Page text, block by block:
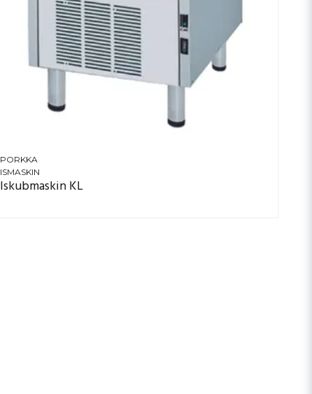
PORKKA
ISMASKIN
Iskubmaskin KL